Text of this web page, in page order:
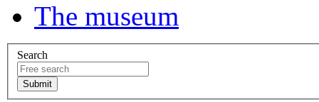
The museum
Search